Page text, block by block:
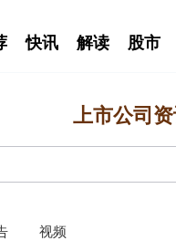
快讯 解读 股市
上市公司
视频